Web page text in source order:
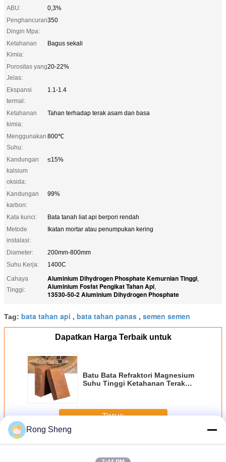
ABU:
0,3%
Penghancuran
Dingin Mpa:
350
Ketahanan
Kimia:
Bagus sekali
Porositas yang
Jelas:
20-22%
Ekspansi
termal:
1.1-1.4
Ketahanan
kimia:
Tahan terhadap terak asam dan basa
Menggunakan
Suhu:
800℃
Kandungan
kalsium
oksida:
≤15%
Kandungan
karbon:
99%
Kata kunci:
Bata tanah liat api berpori rendah
Metode
instalasi:
Ikatan mortar atau penumpukan kering
Diameter:
200mm-800mm
Suhu Kerja:
1400C
Cahaya
Tinggi:
Aluminium Dihydrogen Phosphate Kemurnian Tinggi,
Aluminium Fosfat Pengikat Tahan Api,
13530-50-2 Aluminium Dihydrogen Phosphate
Tag: bata tahan api , bata tahan panas , semen semen
Dapatkan Harga Terbaik untuk
Batu Bata Refraktori Magnesium
Suhu Tinggi Ketahanan Terak
Terus
LebihBata Tahan Api Kiln
Rong Sheng